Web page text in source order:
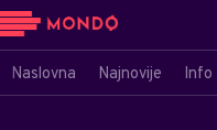
Naslovna Najnovije Info